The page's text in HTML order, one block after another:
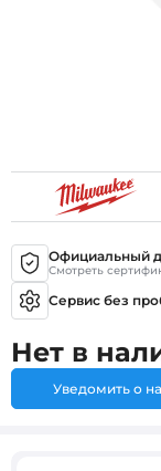
Официальный
Смотреть
Сервис без
Нет в
Уведомить о